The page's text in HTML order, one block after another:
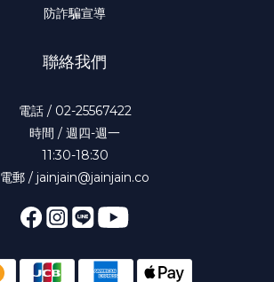
防詐騙宣導
聯絡我們
電話 / 02-25567422
時間 / 週四-週一
11:30-18:30
電郵 / jainjain@jainjain.co